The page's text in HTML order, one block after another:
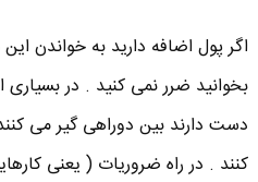
اگر پول اضافه دارید به خواندن
بخوانید ضرر نمی کنید . در بسیاری
دست دارند بین دوراهی گیر می
کنند . در راه ضروریات ( یعنی